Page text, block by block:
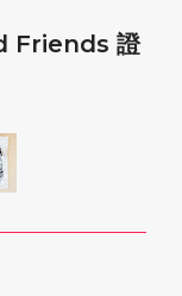
Friends 證